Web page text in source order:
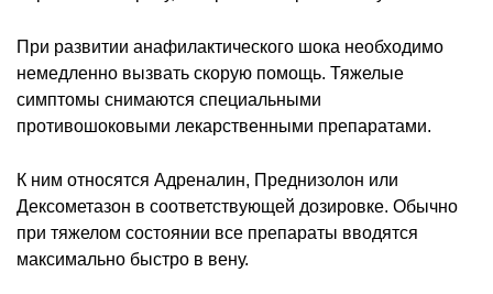
При развитии анафилактического шока необходимо
немедленно вызвать скорую помощь. Тяжелые
симптомы снимаются специальными
противошоковыми лекарственными препаратами.
К ним относятся Адреналин, Преднизолон или
Дексометазон в соответствующей дозировке. Обычно
при тяжелом состоянии все препараты вводятся
максимально быстро в вену.